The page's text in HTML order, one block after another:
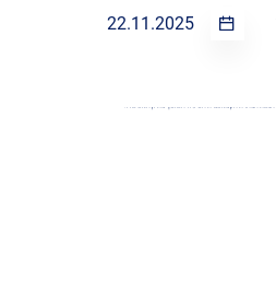
22.11.2025